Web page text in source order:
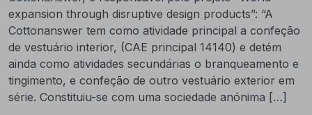
expansion through disruptive design products”: “A
Cottonanswer tem como atividade principal a confeção
de vestuário interior, (CAE principal 14140) e detém
ainda como atividades secundárias o branqueamento e
tingimento, e confeção de outro vestuário exterior em
série. Constituiu-se com uma sociedade anónima […]